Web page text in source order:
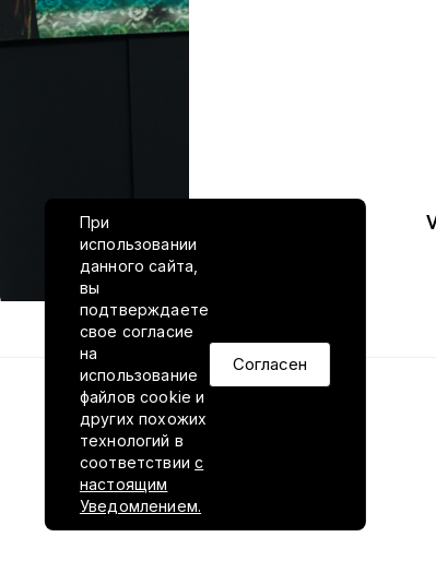
При
использовании
данного сайта,
вы
подтверждаете
свое согласие
на
использование
файлов cookie и
других похожих
технологий в
соответствиис
настоящим
Уведомлением.
Согласен
VILED в соцсетях